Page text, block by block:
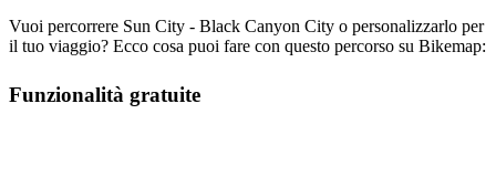
Vuoi percorrere Sun City - Black Canyon City o personalizzarlo per
il tuo viaggio? Ecco cosa puoi fare con questo percorso su Bikemap:
Funzionalità gratuite